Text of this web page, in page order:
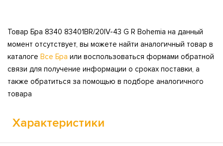
Товар Бра 8340 83401BR/20IV-43 G R Bohemia на данный
момент отсутствует, вы можете найти аналогичный товар в
каталоге Все Бра или воспользоваться формами обратной
связи для получение информации о сроках поставки, а
также обратиться за помощью в подборе аналогичного
товара
Характеристики